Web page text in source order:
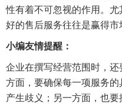
性有着不可忽视的作用。
好的售后服务往往是赢得市
小编友情提醒：
企业在撰写经营范围时，
方面，要确保每一项服务
产生歧义；另一方面，也要